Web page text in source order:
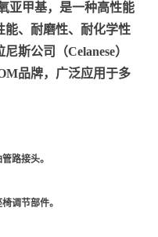
亚甲基，是一种高性能
能、耐磨性、耐化学性
斯公司（Celanese）
品牌，广泛应用于多
路接头。
调节部件。